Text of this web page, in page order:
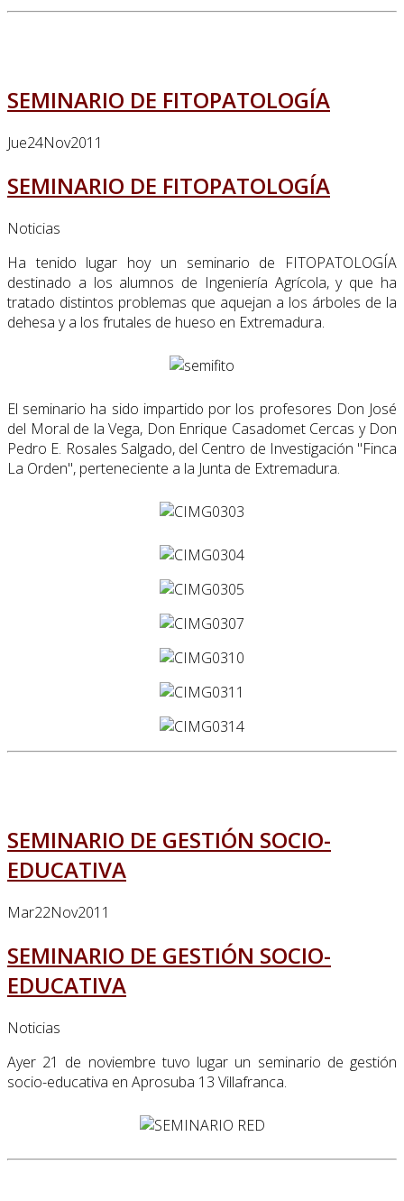
SEMINARIO DE FITOPATOLOGÍA
Jue24Nov2011
SEMINARIO DE FITOPATOLOGÍA
Noticias
Ha tenido lugar hoy un seminario de FITOPATOLOGÍA
destinado a los alumnos de Ingeniería Agrícola, y que ha
tratado distintos problemas que aquejan a los árboles de la
dehesa y a los frutales de hueso en Extremadura.
El seminario ha sido impartido por los profesores Don José
del Moral de la Vega, Don Enrique Casadomet Cercas y Don
Pedro E. Rosales Salgado, del Centro de Investigación "Finca
La Orden", perteneciente a la Junta de Extremadura.
SEMINARIO DE GESTIÓN SOCIO-
EDUCATIVA
Mar22Nov2011
SEMINARIO DE GESTIÓN SOCIO-
EDUCATIVA
Noticias
Ayer 21 de noviembre tuvo lugar un seminario de gestión
socio-educativa en Aprosuba 13 Villafranca.